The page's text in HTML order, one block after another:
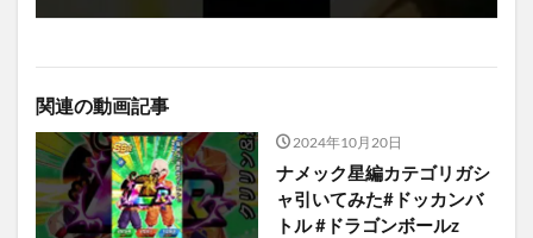
関連の動画記事
2024年10月20日
ナメック星編カテゴリガシ
ャ引いてみた#ドッカンバ
トル #ドラゴンボールz